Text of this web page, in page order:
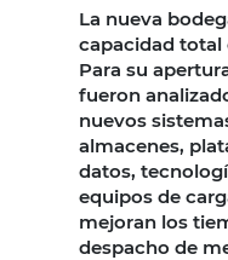
La nueva
capacidad total
Para su
fueron
nuevos
almacenes,
datos,
equipos de
mejoran los
despacho de